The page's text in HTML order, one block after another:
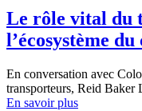
Le rôle vital du
l’écosystème
En conversation avec
transporteurs, Reid Baker
En savoir plus